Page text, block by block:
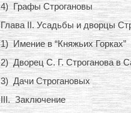
4) Графы Строгановы
Глава II. Усадьбы и дворцы
1) Имение в “Княжьих Горках”
2) Дворец С. Г. Строганова в
3) Дачи Строгановых
III. Заключение